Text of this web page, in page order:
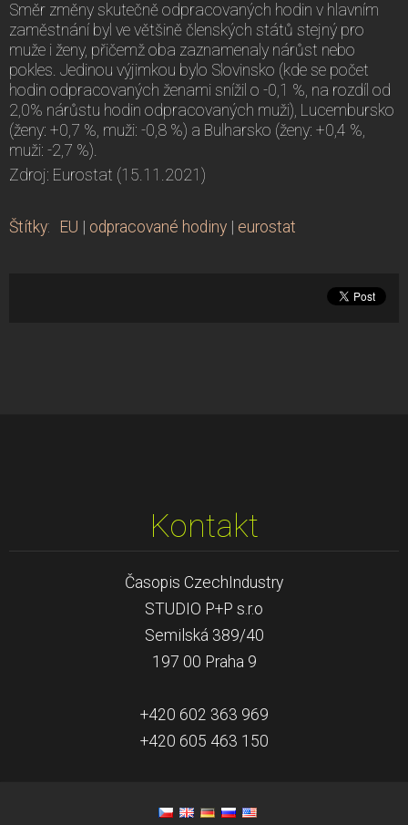
Směr změny skutečně odpracovaných hodin v hlavním
zaměstnání byl ve většině členských států stejný pro
muže i ženy, přičemž oba zaznamenaly nárůst nebo
pokles. Jedinou výjimkou bylo Slovinsko (kde se počet
hodin odpracovaných ženami snížil o -0,1 %, na rozdíl od
2,0% nárůstu hodin odpracovaných muži), Lucembursko
(ženy: +0,7 %, muži: -0,8 %) a Bulharsko (ženy: +0,4 %,
muži: -2,7 %).
Zdroj: Eurostat (15.11.2021)
Štítky: EU odpracované hodiny eurostat
Kontakt
Časopis CzechIndustry
STUDIO P+P s.r.o
Semilská 389/40
197 00 Praha 9
+420 602 363 969
+420 605 463 150